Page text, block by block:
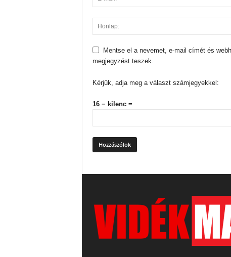
Mentse el a nevemet, e-mail címét és
megjegyzést teszek.
Kérjük, adja meg a választ számjegyekkel:
16 − kilenc =